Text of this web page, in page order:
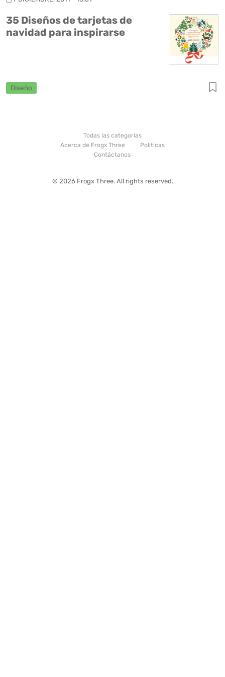
35 Diseños de tarjetas de
navidad para inspirarse
Diseño
Todas las categorías
Acerca de Frogx Three
Politicas
Contáctanos
© 2026 Frogx Three. All rights reserved.